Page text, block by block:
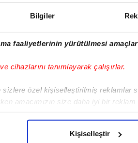
Bilgiler
faaliyetlerinin yürütülmesi
cihazlarını tanımlayarak çalışırlar.
özel kişiselleştirilmiş reklamlar
amacımızın size daha iyi bir
Kişiselleştir
#DALLAS MAVERICKS